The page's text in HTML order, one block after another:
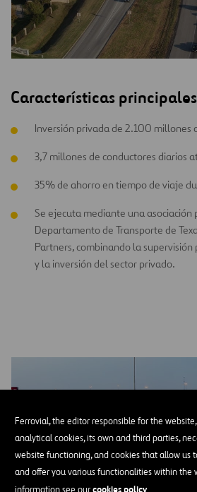
Ferrovial, the editor responsible for the
analytical cookies, its own and third parties,
website functioning, and cookies that allow us
and offer you various functionalities within the
Características principales
Inversión privada de 2.100 millones
3,7 millones de conductores diarios
35% de ahorro en tiempo de viaje
Se ejecuta mediante una
Departamento de Transporte de
Partners, combinando la
y la inversión del sector privado.